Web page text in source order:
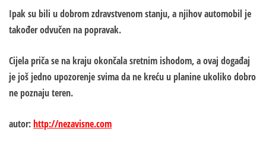
Ipak su bili u dobrom zdravstvenom stanju, a njihov automobil je
također odvučen na popravak.
Cijela priča se na kraju okončala sretnim ishodom, a ovaj događaj
je još jedno upozorenje svima da ne kreću u planine ukoliko dobro
ne poznaju teren.
autor:http://nezavisne.com